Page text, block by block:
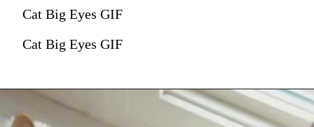
Cat Big Eyes GIF
Cat Big Eyes GIF